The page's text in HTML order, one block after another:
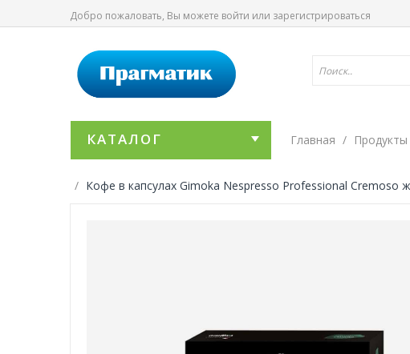
Добро пожаловать, Вы можете войти или зарегистрироваться
КАТАЛОГ Главная
Кофе в капсулах Gimoka Nespresso Professional Cremoso